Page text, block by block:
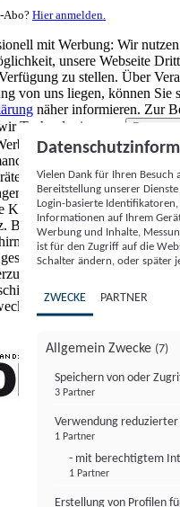
Abo? Hier anmelden.
mit Werbung: Wir
unsere Webseite
zu stellen. Über
von uns liegen, können Sie
näher informieren. Zur
Technologien von
Partnern
und Inhalte, Messung
von Inhalten sowie
oder ähnliche Online-
zufällig generierte
Kennungen) können
B. Browsertyp und
unterstützte
oder von dort
wenn es eine App
für einen oder mehrere
Vielen Dank für Ihren Besuch
Bereitstellung unserer
Login-basierte
Informationen auf Ihrem
Werbung und Inhalte,
ist für den Zugriff auf die
Schalter ändern, oder später
ZWECKE PARTNER
Allgemein Zwecke (7)
Speichern von oder
3 Partner
Verwendung
1 Partner
- mit berechtigtem
1 Partner
Erstellung von Profilen
professionell